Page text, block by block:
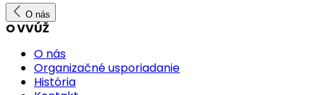
O nás
O VVÚŽ
O nás
Organizačné usporiadanie
História